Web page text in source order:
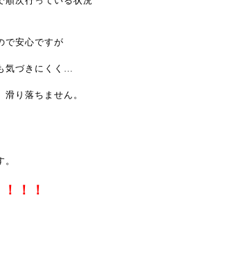
で安心ですが
気づきにくく…
り落ちません。
！！